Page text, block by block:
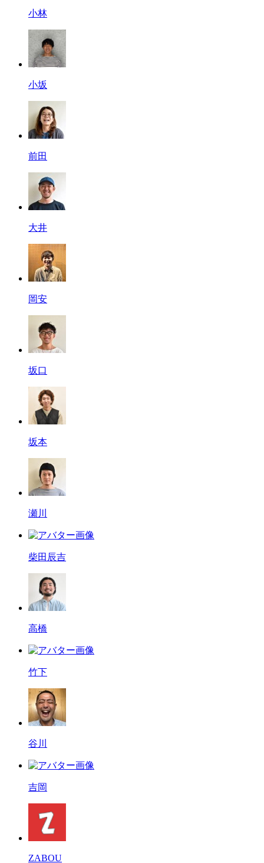
小林
小坂
前田
大井
岡安
坂口
坂本
瀬川
柴田辰吉
高橋
竹下
谷川
吉岡
ZABOU